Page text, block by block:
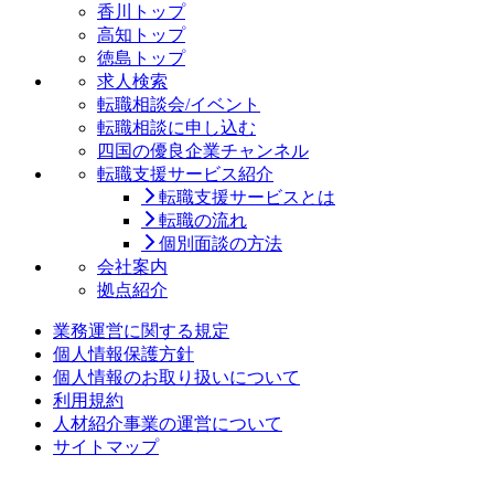
香川トップ
高知トップ
徳島トップ
求人検索
転職相談会/イベント
転職相談に申し込む
四国の優良企業チャンネル
転職支援サービス紹介
転職支援サービスとは
転職の流れ
個別面談の方法
会社案内
拠点紹介
業務運営に関する規定
個人情報保護方針
個人情報のお取り扱いについて
利用規約
人材紹介事業の運営について
サイトマップ